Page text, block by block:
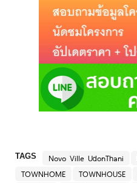
TAGS Novo Ville UdonThani
TOWNHOME
TOWNHOUSE